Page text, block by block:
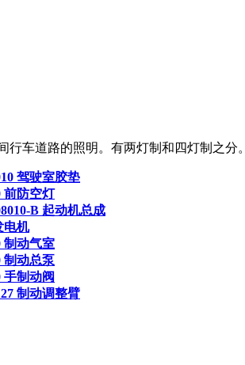
车道路的照明。有两灯制和四灯制之分。
驾驶室胶垫
前防空灯
B 起动机总成
电机
制动气室
制动总泵
手制动阀
制动调整臂